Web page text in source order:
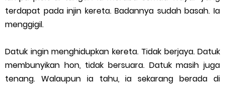
terdapat pada injin kereta. Badannya sudah basah. Ia
menggigil.
Datuk ingin menghidupkan kereta. Tidak berjaya. Datuk
membunyikan hon, tidak bersuara. Datuk masih juga
tenang. Walaupun ia tahu, ia sekarang berada di